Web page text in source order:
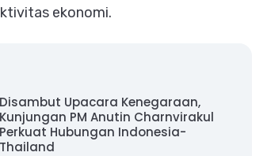
ekonomi.
Disambut Upacara Kenegaraan,
Kunjungan PM Anutin Charnvirakul
Perkuat Hubungan Indonesia-
Thailand